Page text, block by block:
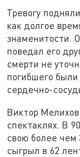
Тревогу
как долгое
знаменитости.
поведал его
смерти не
погибшего
сердечно-
Виктор
спектаклях. В
свою более чем
сыгрыл в 62